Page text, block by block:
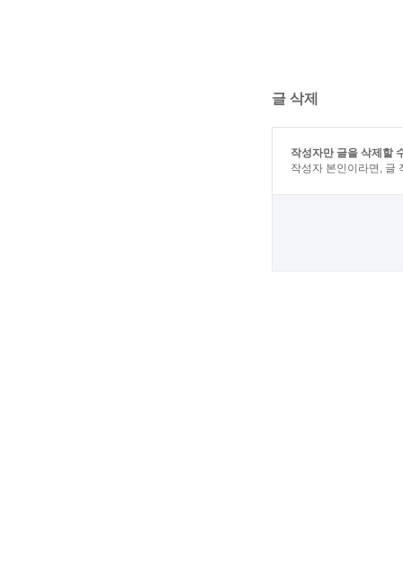
글 삭제
작성자만 글을 삭제할
작성자 본인이라면, 글